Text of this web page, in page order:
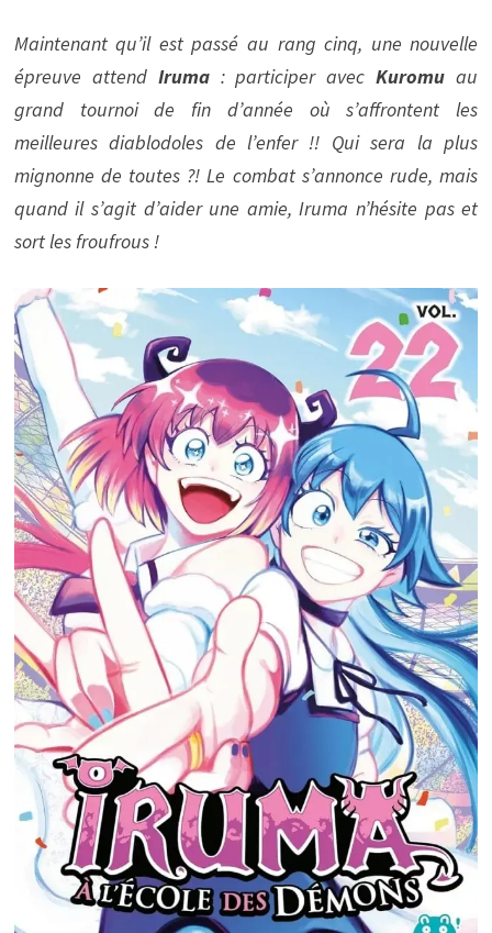
Maintenant qu’il est passé au rang cinq, une nouvelle
épreuve attend Iruma: participer avecKuromu au
grand tournoi de fin d’année où s’affrontent les
meilleures diablodoles de l’enfer !! Qui sera la plus
mignonne de toutes ?! Le combat s’annonce rude, mais
quand il s’agit d’aider une amie, Iruma n’hésite pas et
sort les froufrous !